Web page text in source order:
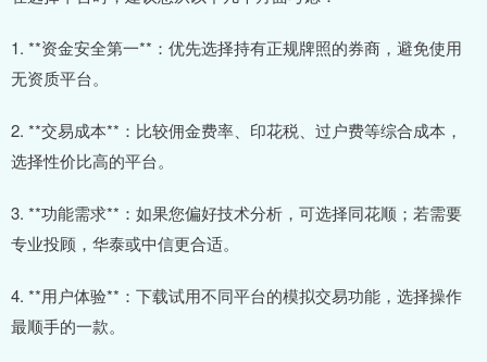
1. **资金安全第一**：优先选择持有正规牌照的券商，避免使用
无资质平台。
2. **交易成本**：比较佣金费率、印花税、过户费等综合成本，
选择性价比高的平台。
3. **功能需求**：如果您偏好技术分析，可选择同花顺；若需要
专业投顾，华泰或中信更合适。
4. **用户体验**：下载试用不同平台的模拟交易功能，选择操作
最顺手的一款。